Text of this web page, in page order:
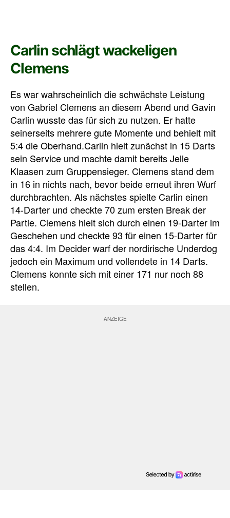
Carlin schlägt wackeligen
Clemens
Es war wahrscheinlich die schwächste Leistung
von Gabriel Clemens an diesem Abend und Gavin
Carlin wusste das für sich zu nutzen. Er hatte
seinerseits mehrere gute Momente und behielt mit
5:4 die Oberhand.Carlin hielt zunächst in 15 Darts
sein Service und machte damit bereits Jelle
Klaasen zum Gruppensieger. Clemens stand dem
in 16 in nichts nach, bevor beide erneut ihren Wurf
durchbrachten. Als nächstes spielte Carlin einen
14-Darter und checkte 70 zum ersten Break der
Partie. Clemens hielt sich durch einen 19-Darter im
Geschehen und checkte 93 für einen 15-Darter für
das 4:4. Im Decider warf der nordirische Underdog
jedoch ein Maximum und vollendete in 14 Darts.
Clemens konnte sich mit einer 171 nur noch 88
stellen.